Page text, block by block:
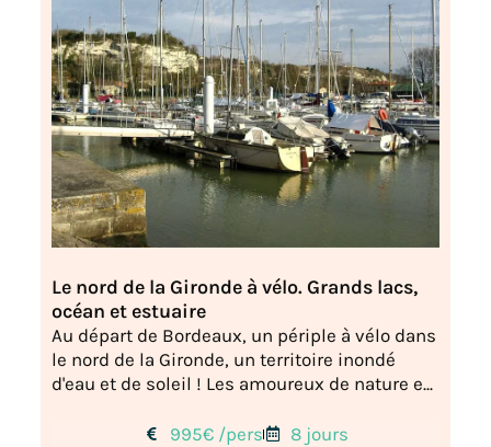
Le nord de la Gironde à vélo. Grands lacs,
océan et estuaire
Au départ de Bordeaux, un périple à vélo dans
le nord de la Gironde, un territoire inondé
d'eau et de soleil ! Les amoureux de nature e...
995€ /pers 8 jours